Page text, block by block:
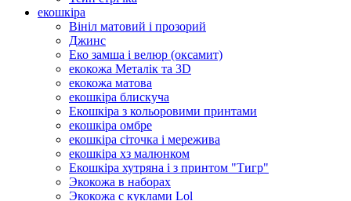
екошкіра
Вініл матовий і прозорий
Джинс
Еко замша і велюр (оксамит)
екокожа Металік та 3D
екокожа матова
екошкіра блискуча
Екошкіра з кольоровими принтами
екошкіра омбре
екошкіра сіточка і мережива
екошкіра хз малюнком
Екошкіра хутряна і з принтом "Тигр"
Экокожа в наборах
Экокожа с куклами Lol